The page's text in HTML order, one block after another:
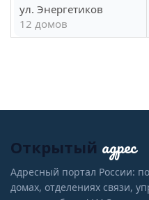
ул. Энергетиков
12 домов
Открытый адрес
Адресный портал России:
домах, отделениях связи,